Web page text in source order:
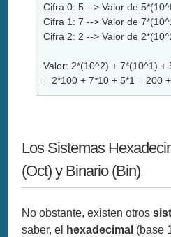
Cifra 0: 5 --> Valor de
Cifra 1: 7 --> Valor de
Cifra 2: 2 --> Valor de
Valor: 2*(10^2) + 7*(10^1) +
= 2*100 + 7*10 + 5*1 = 200
Los Sistemas
(Oct) y Binario (Bin)
No obstante, existen otros
saber, el
hexadecimal (base